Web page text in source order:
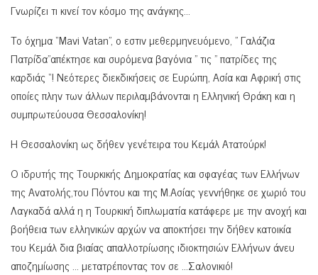
Γνωρίζει τι κινεί τον κόσμο της ανάγκης…
Το όχημα “Μavi Vatan”, ο εστιν μεθερμηνευόμενο, ” Γαλάζια
Πατρίδα”απέκτησε και συρόμενα βαγόνια ” τις ” πατρίδες της
καρδιάς “! Νεότερες διεκδικήσεις σε Ευρώπη, Ασία και Αφρική στις
οποίες πλην των άλλων περιλαμβάνονται η Ελληνική Θράκη και η
συμπρωτεύουσα Θεσσαλονίκη!
Η Θεσσαλονίκη ως δήθεν γενέτειρα του Κεμάλ Ατατούρκ!
Ο ιδρυτής της Τουρκικής Δημοκρατίας και σφαγέας των Ελλήνων
της Ανατολής,του Πόντου και της Μ.Ασίας γεννήθηκε σε χωριό του
Λαγκαδά αλλά η η Τουρκική διπλωματία κατάφερε με την ανοχή και
βοήθεια των ελληνικών αρχών να αποκτήσει την δήθεν κατοικία
του Κεμάλ δια βιαίας απαλλοτρίωσης ιδιοκτησιών Ελλήνων άνευ
αποζημίωσης … μετατρέποντας τον σε …Σαλονικιό!